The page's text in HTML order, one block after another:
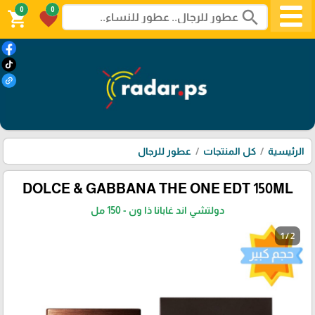
search
0
favorite
0
shopping_cart
الرئيسية كل المنتجات عطور للرجال
DOLCE & GABBANA THE ONE EDT 150ML
دولتشي اند غابانا ذا ون - 150 مل
1 / 2